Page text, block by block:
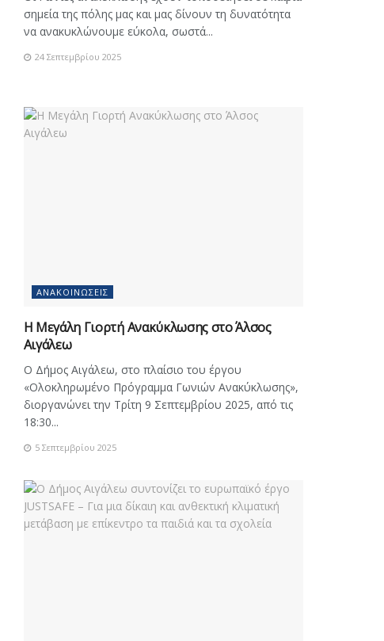
σημεία της πόλης μας και μας δίνουν τη δυνατότητα
να ανακυκλώνουμε εύκολα, σωστά...
24 Σεπτεμβρίου 2025
ΑΝΑΚΟΙΝΏΣΕΙΣ
Η Μεγάλη Γιορτή Ανακύκλωσης στο Άλσος
Αιγάλεω
Ο Δήμος Αιγάλεω, στο πλαίσιο του έργου
«Ολοκληρωμένο Πρόγραμμα Γωνιών Ανακύκλωσης»,
διοργανώνει την Τρίτη 9 Σεπτεμβρίου 2025, από τις
18:30...
5 Σεπτεμβρίου 2025